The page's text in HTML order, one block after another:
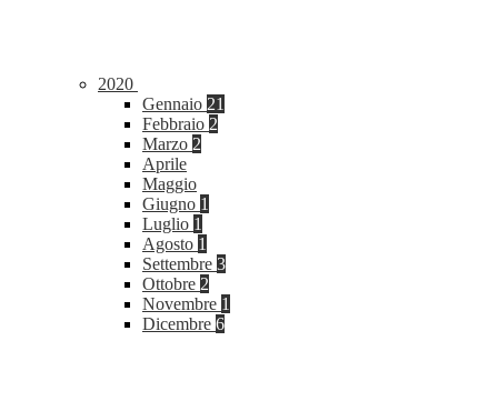
2020
Gennaio 21
Febbraio 2
Marzo 2
Aprile
Maggio
Giugno 1
Luglio 1
Agosto 1
Settembre 3
Ottobre 2
Novembre 1
Dicembre 6